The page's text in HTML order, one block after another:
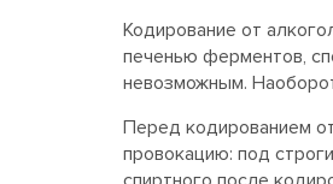
Кодирование от
печенью ферментов,
невозможным.
Перед кодированием
провокацию: под